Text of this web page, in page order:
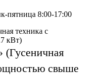
пятница 8:00-17:00
техника с
кВт)
(Гусеничная
свыше